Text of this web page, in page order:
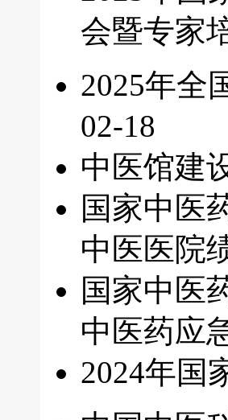
会暨专家
2025年全
02-18
中医馆建
国家中医
中医医院
国家中医
中医药应
2024年国